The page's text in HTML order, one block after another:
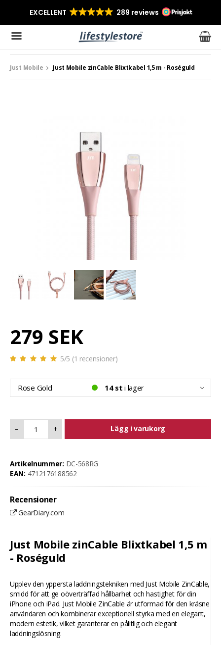
Produkten har blivit tillagd i varukorgen
Just Mobile Just Mobile zinCable Blixtkabel 1,5 m - Roséguld
Just Mobile zinCable Blixtkabel 1,5 m
- Roséguld
Upplev den yppersta laddningstekniken med Just Mobile ZinCable,
smidd för att ge oöverträffad hållbarhet och hastighet för din
iPhone och iPad. Just Mobile ZinCable är utformad för den kräsne
användaren och kombinerar exceptionell styrka med en elegant,
modern estetik, vilket garanterar en pålitlig och elegant
laddningslösning.
279 SEK
5/5 (1 recensioner)
Rose Gold 14 st i lager
− + Lägg i varukorg
Artikelnummer: DC-568RG
EAN: 4712176188562
Recensioner
GearDiary.com